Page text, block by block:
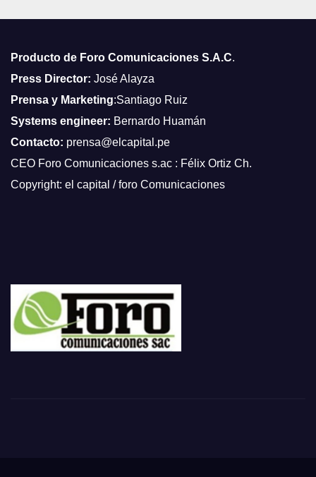
Producto de Foro Comunicaciones S.A.C.
Press Director: José Alayza
Prensa y Marketing:Santiago Ruiz
Systems engineer: Bernardo Huamán
Contacto: prensa@elcapital.pe
CEO Foro Comunicaciones s.ac : Félix Ortiz Ch.
Copyright: el capital / foro Comunicaciones